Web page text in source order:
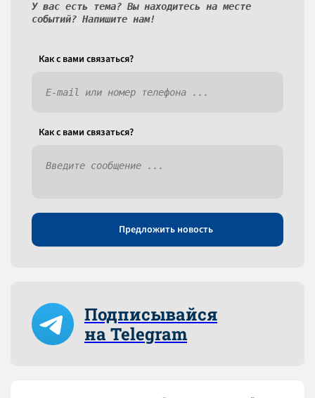
У вас есть тема? Вы находитесь на месте
событий? Напишите нам!
Как c вами связаться?
Как c вами связаться?
Предложить новость
Подписывайся
на Telegram